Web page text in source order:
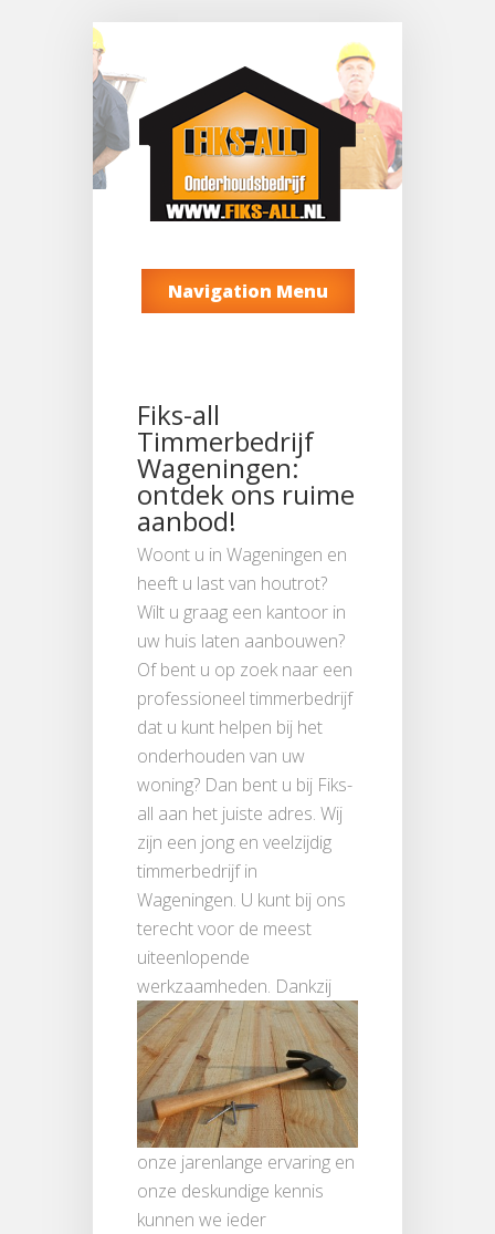
Navigation Menu
Fiks-all
Timmerbedrijf
Wageningen:
ontdek ons ruime
aanbod!
Woont u in Wageningen en
heeft u last van houtrot?
Wilt u graag een kantoor in
uw huis laten aanbouwen?
Of bent u op zoek naar een
professioneel timmerbedrijf
dat u kunt helpen bij het
onderhouden van uw
woning? Dan bent u bij Fiks-
all aan het juiste adres. Wij
zijn een jong en veelzijdig
timmerbedrijf in
Wageningen. U kunt bij ons
terecht voor de meest
uiteenlopende
werkzaamheden. Dankzij
onze jarenlange ervaring en
onze deskundige kennis
kunnen we ieder